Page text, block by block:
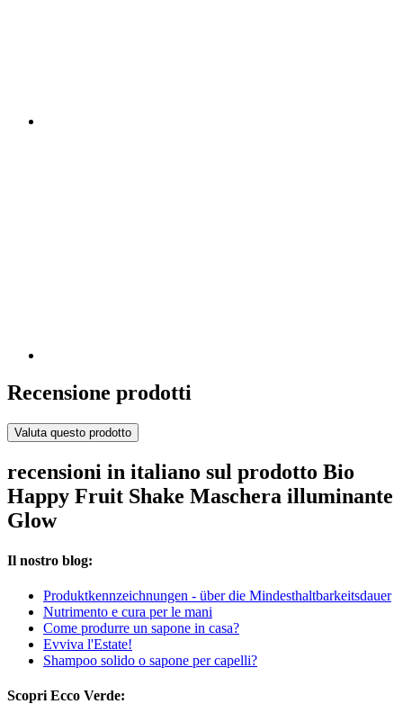
Recensione prodotti
Valuta questo prodotto
recensioni in italiano sul prodotto Bio
Happy Fruit Shake Maschera illuminante
Glow
Il nostro blog:
Produktkennzeichnungen - über die Mindesthaltbarkeitsdauer
Nutrimento e cura per le mani
Come produrre un sapone in casa?
Evviva l'Estate!
Shampoo solido o sapone per capelli?
Scopri Ecco Verde: